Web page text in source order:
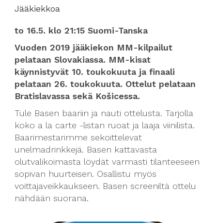
Jääkiekkoa
to 16.5. klo 21:15 Suomi-Tanska
Vuoden 2019 jääkiekon MM-kilpailut
pelataan Slovakiassa. MM-kisat
käynnistyvät 10. toukokuuta ja finaali
pelataan 26. toukokuuta. Ottelut pelataan
Bratislavassa sekä Košicessa.
Tule Basen baariin ja nauti ottelusta. Tarjolla
koko a la carte -listan ruoat ja laaja viinilista.
Baarimestarimme sekoittelevat
unelmadrinkkejä. Basen kattavasta
olutvalikoimasta löydät varmasti tilanteeseen
sopivan huurteisen. Osallistu myös
voittajaveikkaukseen. Basen screeniltä ottelu
nähdään suorana.